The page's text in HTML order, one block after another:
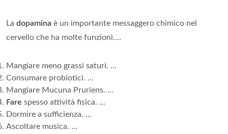
La dopamina è un importante messaggero chimico nel
cervello che ha molte funzioni....
Mangiare meno grassi saturi. ...
Consumare probiotici. ...
Mangiare Mucuna Pruriens. ...
Fare spesso attività fisica. ...
Dormire a sufficienza. ...
Ascoltare musica. ...